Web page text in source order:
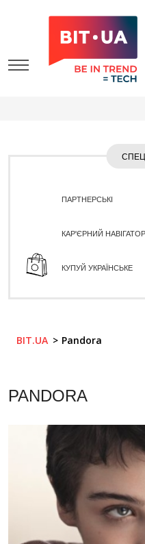
ПАРТНЕРСЬКІ
КАР'ЄРНИЙ НАВІГАТОР
КУПУЙ УКРАЇНСЬКЕ
BIT.UA Pandora
PANDORA